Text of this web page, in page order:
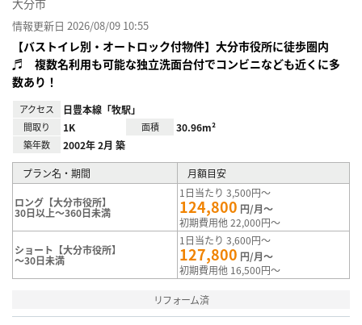
大分市
情報更新日 2026/08/09 10:55
【バストイレ別・オートロック付物件】大分市役所に徒歩圏内
♬ 複数名利用も可能な独立洗面台付でコンビニなども近くに多
数あり！
アクセス 日豊本線「牧駅」
間取り 1K 面積 30.96m²
築年数 2002年 2月 築
プラン名・期間 月額目安
ロング【大分市役所】
30日以上～360日未満
1日当たり 3,500円～
124,800 円/月～
初期費用他 22,000円～
ショート【大分市役所】
～30日未満
1日当たり 3,600円～
127,800 円/月～
初期費用他 16,500円～
リフォーム済